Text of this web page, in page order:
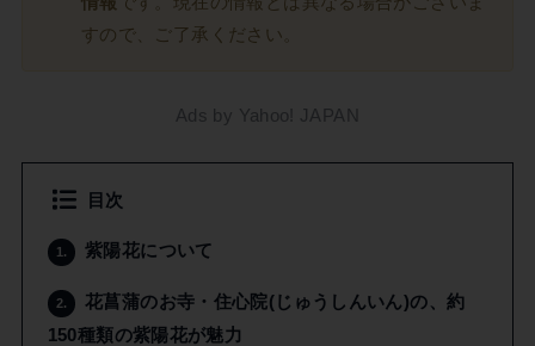
すので、ご了承ください。
Ads by Yahoo! JAPAN
目次
1. 紫陽花について
2.
花菖蒲のお寺・住心院(じゅうしんいん)の、約
150種類の紫陽花が魅力